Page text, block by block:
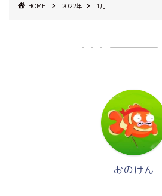
HOME 2022年 1月
おのけん